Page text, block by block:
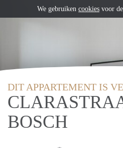
DIT APPARTEMENT IS
BOSCH
We gebruiken cookies voor